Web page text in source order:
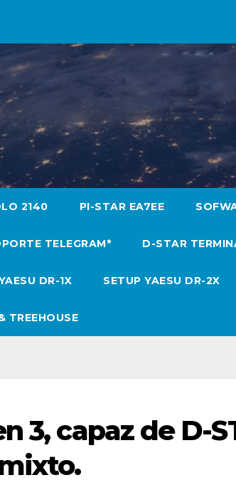
2140 PI-STAR EA7EE
TELEGRAM* D-STAR
DR-1X SETUP YAESU DR-2X
TREEHOUSE
3, capaz de D-